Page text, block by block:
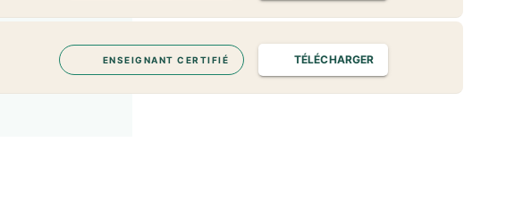
ENSEIGNANT CERTIFIÉ TÉLÉCHARGER